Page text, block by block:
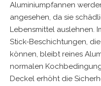
Aluminiumpfannen
angesehen, da sie
Lebensmittel auslehnen.
Stick-Beschichtungen,
können, bleibt reines
normalen
Deckel erhöht die